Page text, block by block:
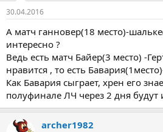
30.04.2016
А матч ганновер(18 место)-
интересно ?
Ведь есть матч Байер(3 место) -
нравится , то есть
Как Бавария сыграет, хрен его
полуфинале ЛЧ через 2 дня будут
archer1982